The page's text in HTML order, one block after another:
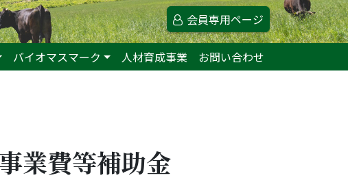
会員専用ページ
バイオマスマーク 人材育成事業 お問い合わせ
業費等補助金